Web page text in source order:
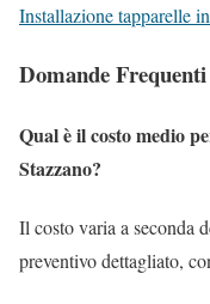
Installazione tapparelle
Domande
Qual è il costo medio
Stazzano?
Il costo varia a seconda
preventivo dettagliato,